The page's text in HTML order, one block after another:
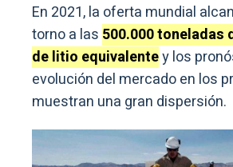
En 2021, la oferta mundial
torno a las 500.000 toneladas
de litio equivalentey los
evolución del mercado en los
muestran una gran dispersión.